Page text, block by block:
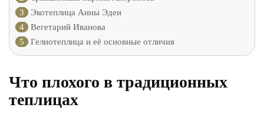
3
Экотеплица Анны Эдеи
4
Вегетарий Иванова
5
Гелиотеплица и её основные отличия
Что плохого в традиционных
теплицах